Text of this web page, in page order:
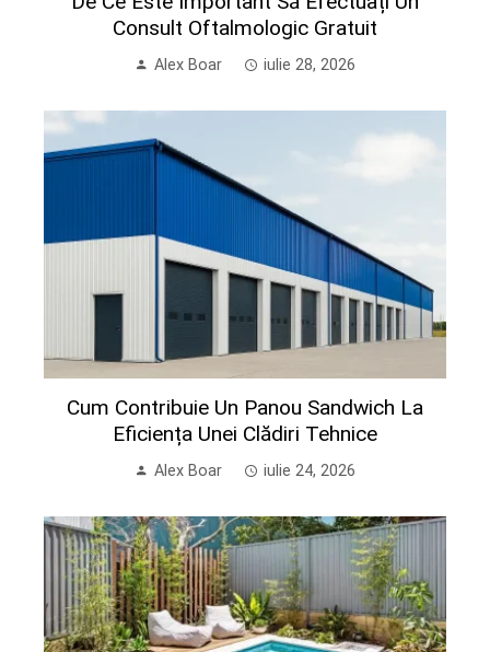
Consult Oftalmologic Gratuit
Alex Boar iulie 28, 2026
Cum Contribuie Un Panou Sandwich La
Eficiența Unei Clădiri Tehnice
Alex Boar iulie 24, 2026